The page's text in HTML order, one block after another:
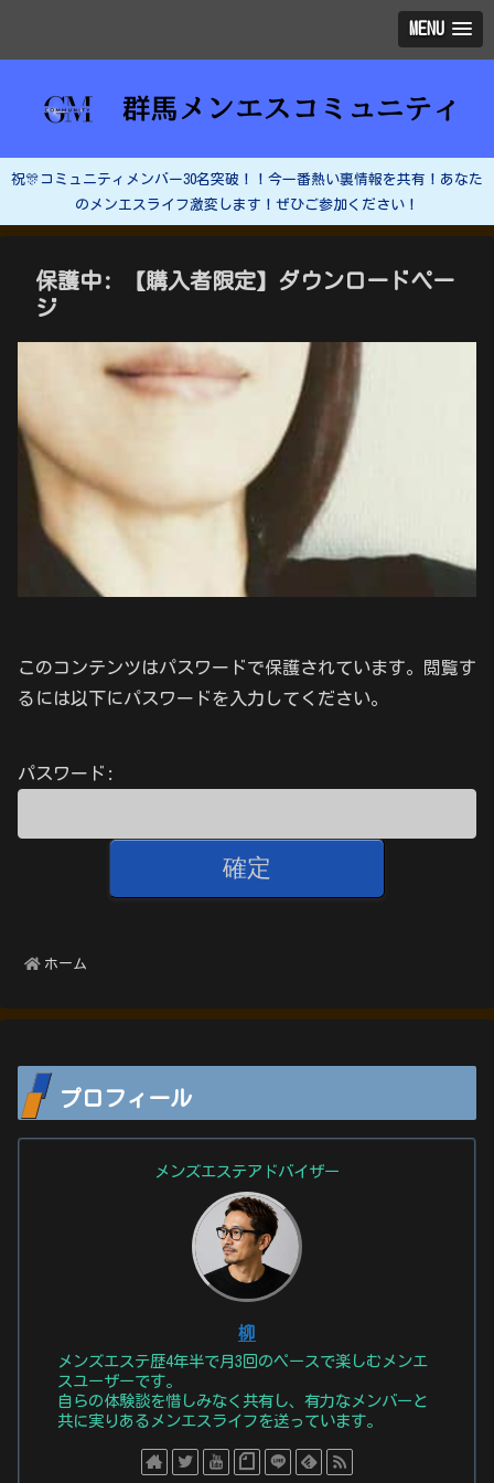
MENU
祝🎊コミュニティメンバー30名突破！！今一番熱い裏情報を共有！あなた
のメンエスライフ激変します！ぜひご参加ください！
保護中: 【購入者限定】ダウンロードペー
ジ
このコンテンツはパスワードで保護されています。閲覧す
るには以下にパスワードを入力してください。
パスワード:
ホーム
プロフィール
メンズエステアドバイザー
柳
メンズエステ歴4年半で月3回のペースで楽しむメンエ
スユーザーです。
自らの体験談を惜しみなく共有し、有力なメンバーと
共に実りあるメンエスライフを送っています。